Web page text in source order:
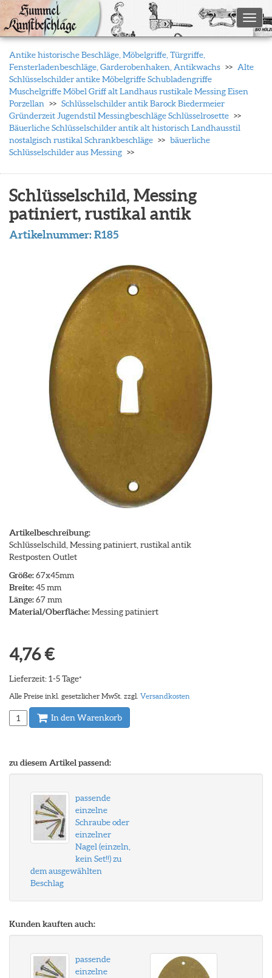
Antike historische Beschläge, Möbelgriffe, Türgriffe,
Fensterladenbeschläge, Garderobenhaken, Antikwachs
Alte
Schlüsselschilder antike Möbelgriffe Schubladengriffe
Muschelgriffe Möbel Griff alt Landhaus rustikale Messing Eisen
Porzellan
Schlüsselschilder antik Barock Biedermeier
Gründerzeit Jugendstil Messingbeschläge Schlüsselrosette
Bäuerliche Schlüsselschilder antik alt historisch Landhausstil
nostalgisch rustikal Schrankbeschläge
bäuerliche
Schlüsselschilder aus Messing
Schlüsselschild, Messing
patiniert, rustikal antik
Artikelnummer:R185
Artikelbeschreibung:
Schlüsselschild, Messing patiniert, rustikal antik
Restposten Outlet
Größe:67x45mm
Breite:45 mm
Länge:67 mm
Material/Oberfläche:Messing patiniert
4,76 €
Lieferzeit: 1-5 Tage*
Alle Preise inkl. gesetzlicher MwSt. zzgl. Versandkosten
In den Warenkorb
zu diesem Artikel passend:
passende
einzelne
Schraube oder
einzelner
Nagel (einzeln,
kein Set!!) zu
dem ausgewählten
Beschlag
Kunden kauften auch:
passende
einzelne